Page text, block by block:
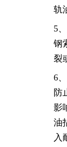
轨
5
钢
裂
6
防
影
油
入